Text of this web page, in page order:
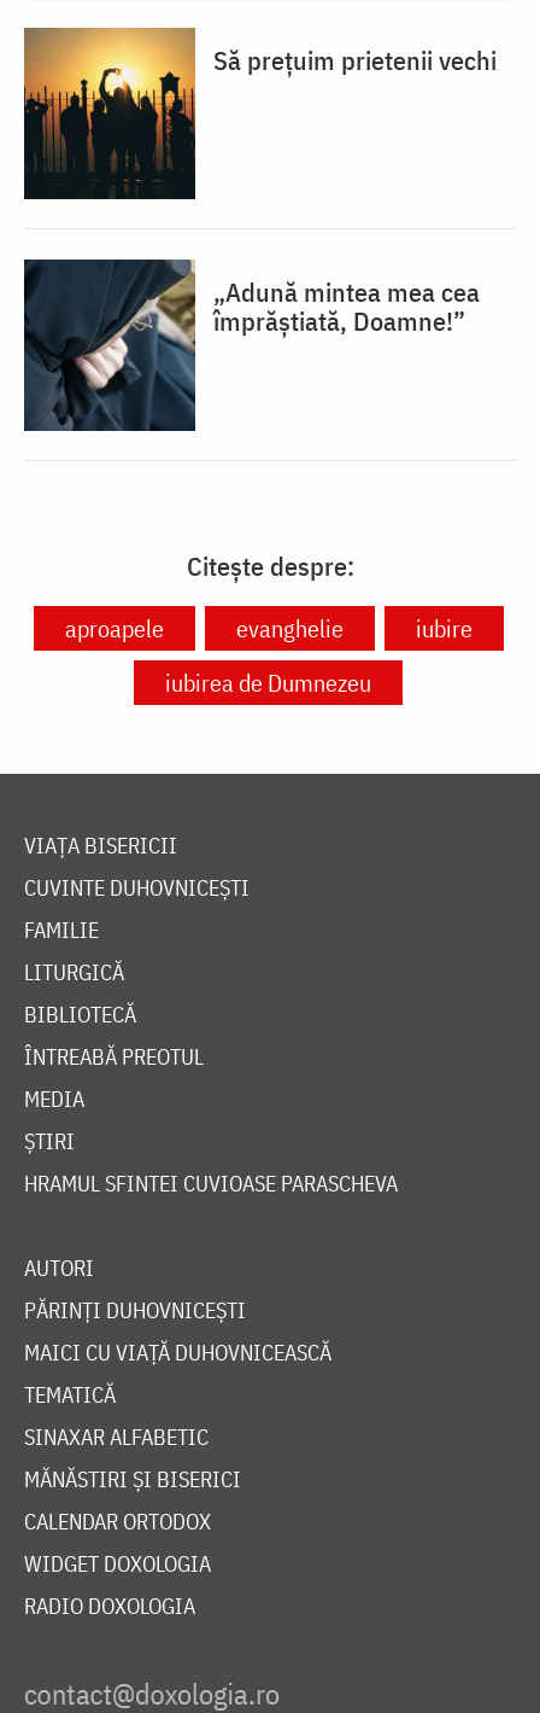
Să prețuim prietenii vechi
„Adună mintea mea cea
împrăștiată, Doamne!”
Citește despre:
aproapele evanghelie
iubire
iubirea de Dumnezeu
VIAȚA BISERICII
CUVINTE DUHOVNICEȘTI
FAMILIE
LITURGICĂ
BIBLIOTECĂ
ÎNTREABĂ PREOTUL
MEDIA
ȘTIRI
HRAMUL SFINTEI CUVIOASE PARASCHEVA
AUTORI
PĂRINȚI DUHOVNICEȘTI
MAICI CU VIAȚĂ DUHOVNICEASCĂ
TEMATICĂ
SINAXAR ALFABETIC
MĂNĂSTIRI ȘI BISERICI
CALENDAR ORTODOX
WIDGET DOXOLOGIA
RADIO DOXOLOGIA